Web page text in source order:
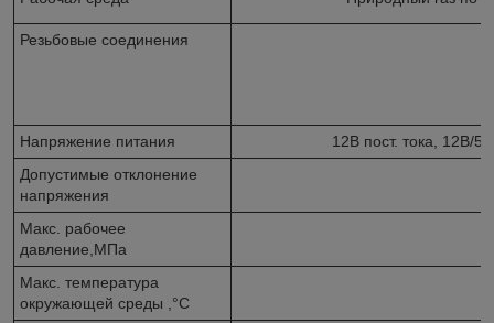
Резьбовые соединения
Напряжение питания
12В пост. тока, 12В/
Допустимые отклонение
напряжения
Макс. рабочее
давление,МПа
Макс. температура
окружающей среды ,°C